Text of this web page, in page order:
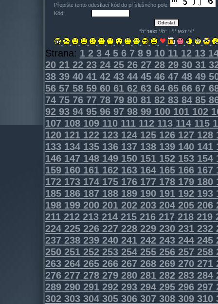
Přepište tento odesílací kód do příslušného pole:
Kód:
*b* text*/b* | *i* text*/i*
Strana: 12345678910111213
202122232425262728293031
383940414243444546474849
565758596061626364656667
747576777879808182838485
9293949596979899100101102
107108109110111112113114115
120121122123124125126127128
133134135136137138139140141
146147148149150151152153154
159160161162163164165166167
172173174175176177178179180
185186187188189190191192193
198199200201202203204205206
211212213214215216217218219
224225226227228229230231232
237238239240241242243244245
250251252253254255256257258
263264265266267268269270271
276277278279280281282283284
289290291292293294295296297
302303304305306307308309310